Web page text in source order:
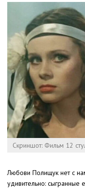
Скриншот: Фильм 12
Любови Полищук нет с
удивительно: сыгранные